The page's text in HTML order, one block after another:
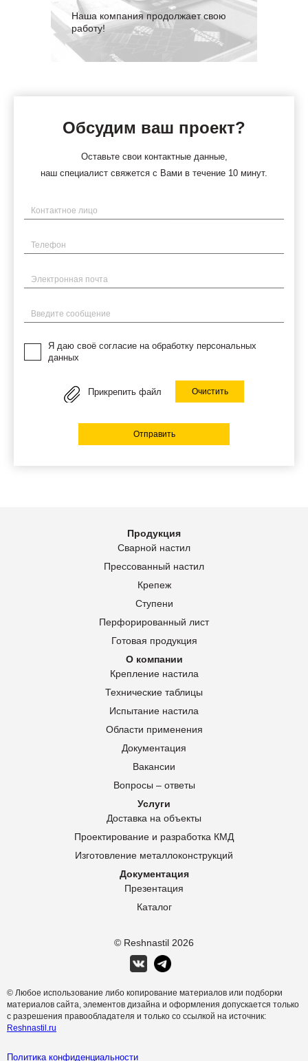
Наша компания продолжает свою
работу!
Обсудим ваш проект?
Оставьте свои контактные данные,
наш специалист свяжется с Вами в течение 10 минут.
Имя
Телефон
Электронная почта
Введите сообщение
Я даю своё согласие на обработку персональных
данных
Прикрепить файл Очистить
Отправить
© Reshnastil 2026
Продукция
Сварной настил
Прессованный настил
Крепеж
Ступени
Перфорированный лист
Готовая продукция
О компании
Крепление настила
Технические таблицы
Испытание настила
Области применения
Документация
Вакансии
Вопросы – ответы
Услуги
Доставка на объекты
Проектирование и разработка КМД
Изготовление металлоконструкций
Документация
Презентация
Каталог
© Любое использование либо копирование материалов или подборки
материалов сайта, элементов дизайна и оформления допускается только
с разрешения правообладателя и только со ссылкой на источник:
Reshnastil.ru
Политика конфиденциальности